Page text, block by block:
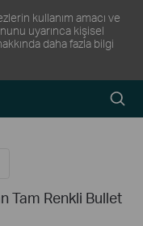
kullanım amacı ve
uyarınca kişisel
daha fazla bilgi
Arama
Tam Renkli Bullet